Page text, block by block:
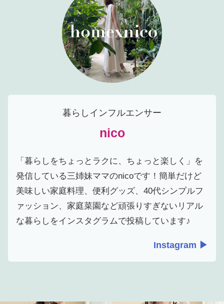
暮らしインフルエンサー
nico
「暮らしをちょっとラクに、ちょっと楽しく」を
発信している三姉妹ママのnicoです！簡単だけど
美味しい家庭料理、便利グッズ、40代シンプルフ
ァッション、家庭菜園など頑張りすぎないリアル
な暮らしをインスタグラムで投稿しています♪
Instagram ▶